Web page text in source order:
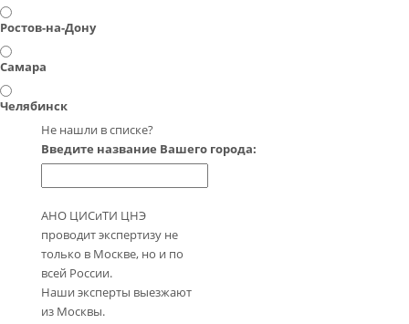
Ростов-на-Дону
Самара
Челябинск
Не нашли в списке?
Введите название Вашего города:
АНО ЦИСиТИ ЦНЭ
проводит экспертизу не
только в Москве, но и по
всей России.
Наши эксперты выезжают
из Москвы.